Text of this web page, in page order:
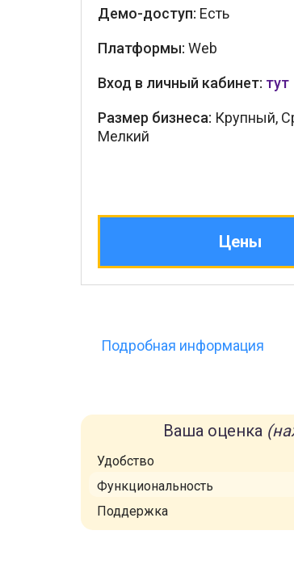
Демо-доступ: Есть
Платформы: Web
Вход в личный кабинет: тут
Размер бизнеса: Крупный,
Мелкий
Цены
Подробная информация
Ваша оценка
Удобство
Функциональность
Поддержка